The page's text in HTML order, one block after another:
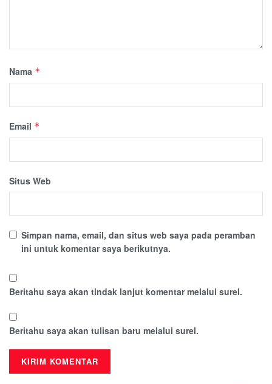
Nama *
Email *
Situs Web
Simpan nama, email, dan situs web saya pada peramban
ini untuk komentar saya berikutnya.
Beritahu saya akan tindak lanjut komentar melalui surel.
Beritahu saya akan tulisan baru melalui surel.